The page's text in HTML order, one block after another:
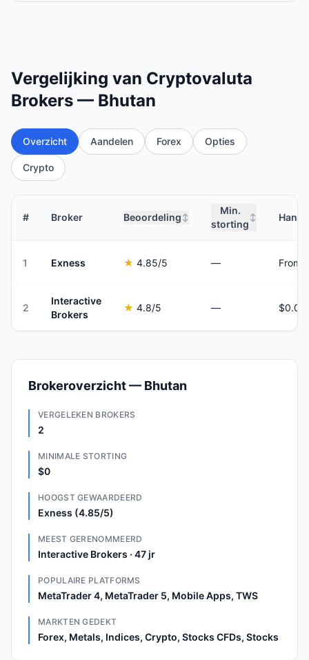
Vergelijking van Cryptovaluta
Brokers — Bhutan
Overzicht Aandelen Forex Opties
Crypto
# Broker Beoordeling ↕
Min.
storting
↕
1 Exness ★ 4.85/5 — From
2
Interactive
Brokers
★ 4.8/5 —
Brokeroverzicht — Bhutan
VERGELEKEN BROKERS
2
MINIMALE STORTING
$0
HOOGST GEWAARDEERD
Exness (4.85/5)
MEEST GERENOMMEERD
Interactive Brokers · 47 jr
POPULAIRE PLATFORMS
MetaTrader 4, MetaTrader 5, Mobile Apps, TWS
MARKTEN GEDEKT
Forex, Metals, Indices, Crypto, Stocks CFDs, Stocks